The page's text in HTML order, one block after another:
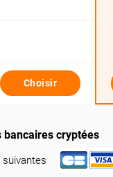
Choisir
bancaires cryptées